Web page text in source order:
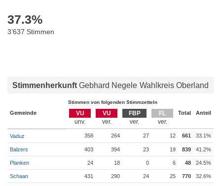
37.3%
3’637 Stimmen
Stimmenherkunft Gebhard Negele Wahlkreis Oberland
Stimmen von folgenden Stimmzetteln
Gemeinde VU VU FBP FL Total Anteil
Vaduz 358 264 27 12 661 33.1%
Balzers 403 394 23 19 839 41.2%
Planken 24 18 0 6 48 24.5%
Schaan 431 290 24 25 770 32.6%